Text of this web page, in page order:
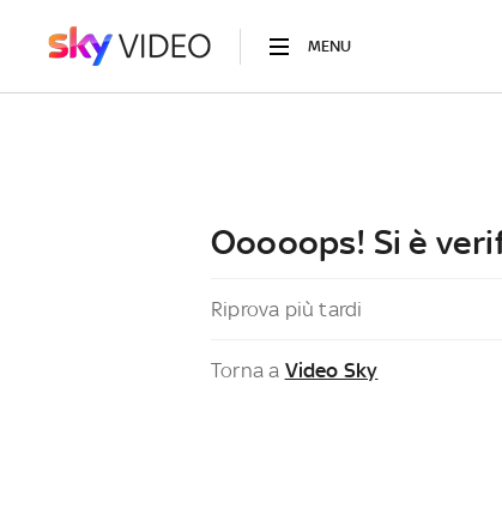
MENU
Ooooops! Si è
Riprova più tardi
Torna a Video Sky